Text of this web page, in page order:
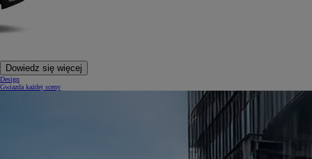
Dowiedz się więcej
Design
Gwiazda każdej sceny